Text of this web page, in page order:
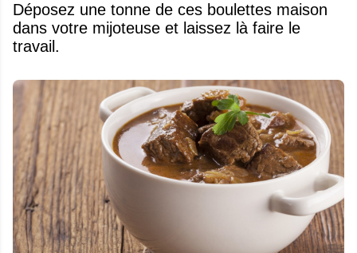
Déposez une tonne de ces boulettes maison
dans votre mijoteuse et laissez là faire le
travail.